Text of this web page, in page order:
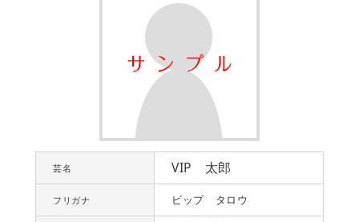
芸名 VIP 太郎
フリガナ ビップ タロウ